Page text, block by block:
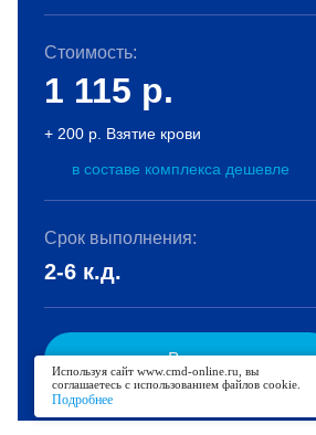
Стоимость:
1 115 р.
+ 200 р. Взятие крови
в составе комплекса дешевле
Срок выполнения:
2-6 к.д.
В корзину
Используя сайт www.cmd-online.ru, вы
соглашаетесь с использованием файлов cookie.
Подробнее